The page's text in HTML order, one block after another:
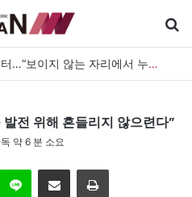
[신간] 대통령의 등 뒤 1미터…“보이지 않는 자리에서 누구를 지킨다는 것”
전 위해 흔들리지 않으련다”
약 6 분 소요
Telegram 이메일